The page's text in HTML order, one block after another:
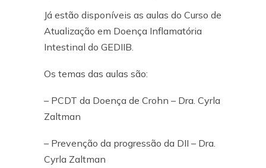
Já estão disponíveis as aulas do Curso de
Atualização em Doença Inflamatória
Intestinal do GEDIIB.
Os temas das aulas são:
– PCDT da Doença de Crohn – Dra. Cyrla
Zaltman
– Prevenção da progressão da DII – Dra.
Cyrla Zaltman